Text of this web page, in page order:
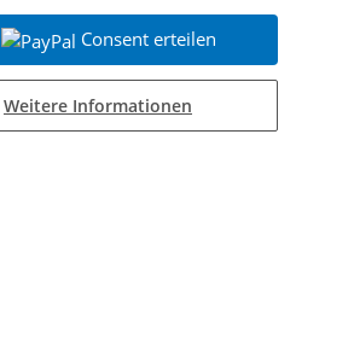
Consent erteilen
Weitere Informationen